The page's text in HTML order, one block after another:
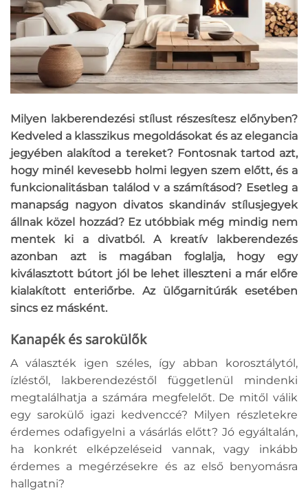
Milyen lakberendezési stílust részesítesz előnyben?
Kedveled a klasszikus megoldásokat és az elegancia
jegyében alakítod a tereket? Fontosnak tartod azt,
hogy minél kevesebb holmi legyen szem előtt, és a
funkcionalitásban találod v a számításod? Esetleg a
manapság nagyon divatos skandináv stílusjegyek
állnak közel hozzád? Ez utóbbiak még mindig nem
mentek ki a divatból. A kreatív lakberendezés
azonban azt is magában foglalja, hogy egy
kiválasztott bútort jól be lehet illeszteni a már előre
kialakított enteriőrbe. Az ülőgarnitúrák esetében
sincs ez másként.
Kanapék és sarokülők
A választék igen széles, így abban korosztálytól,
ízléstől, lakberendezéstől függetlenül mindenki
megtalálhatja a számára megfelelőt. De mitől válik
egy sarokülő igazi kedvenccé? Milyen részletekre
érdemes odafigyelni a vásárlás előtt? Jó egyáltalán,
ha konkrét elképzeléseid vannak, vagy inkább
érdemes a megérzésekre és az első benyomásra
hallgatni?